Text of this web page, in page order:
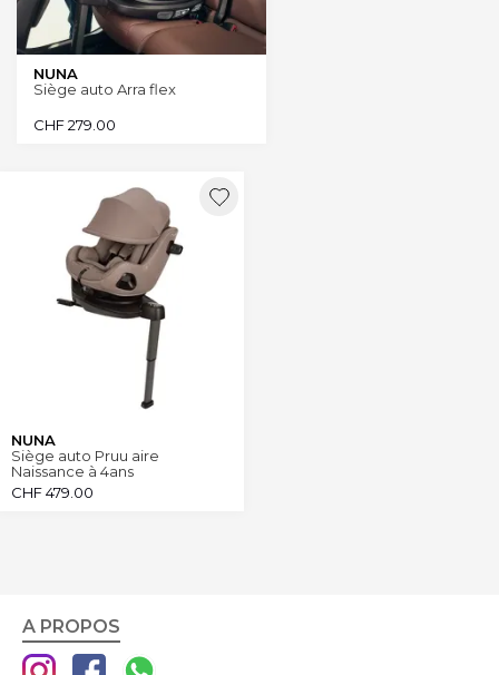
NUNA
Siège auto Arra flex
CHF279.00
NUNA
Siège auto Pruu aire
Naissance à 4ans
CHF479.00
A PROPOS